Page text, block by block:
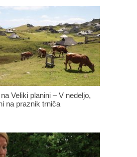
Veliki planini – V nedeljo,
na praznik trniča